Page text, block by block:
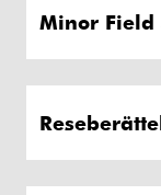
Minor Field